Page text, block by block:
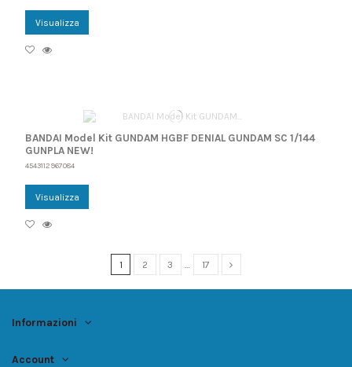
Visualizza
BANDAI Model Kit GUNDAM HGBF DENIAL GUNDAM SC 1/144
GUNPLA NEW!
4543112967084
Visualizza
1 2 3 17
Informazioni
Account